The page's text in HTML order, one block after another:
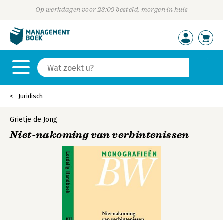
Op werkdagen voor 23:00 besteld, morgen in huis
Juridisch
Grietje de Jong
Niet-nakoming van verbintenissen